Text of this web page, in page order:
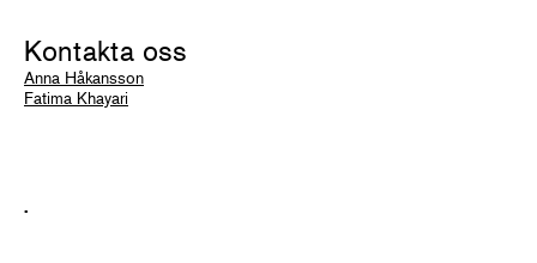
Kontakta oss
Anna Håkansson
Fatima Khayari
.